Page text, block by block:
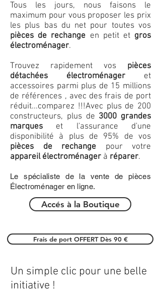
Tous les jours, nous faisons le
maximum pour vous proposer les prix
les plus bas du net pour toutes vos
pièces de rechange en petit et gros
électroménager.
Trouvez rapidement vos pièces
détachées électroménager et
accessoires parmi plus de 15 millions
de références , avec des frais de port
réduit...comparez !!!Avec plus de 200
constructeurs, plus de 3000 grandes
marques et l'assurance d'une
disponibilité à plus de 95% de vos
pièces de rechange pour votre
appareil électroménager à réparer.
Le spécialiste de la vente de pièces
Électroménager en ligne.
Accés à la Boutique
Frais de port OFFERT Dès 90 €
Un simple clic pour une belle
initiative !